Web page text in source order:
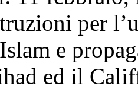
per
e
ed il